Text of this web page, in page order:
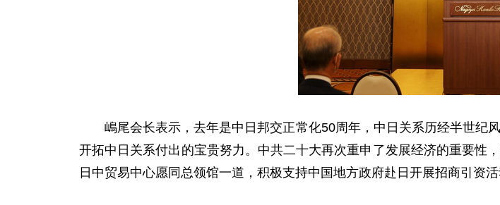
嶋尾会长表示，去年是中日邦交正常化50周年，中日关系历经半世纪
开拓中日关系付出的宝贵努力。中共二十大再次重申了发展经济的重要性
日中贸易中心愿同总领馆一道，积极支持中国地方政府赴日开展招商引资